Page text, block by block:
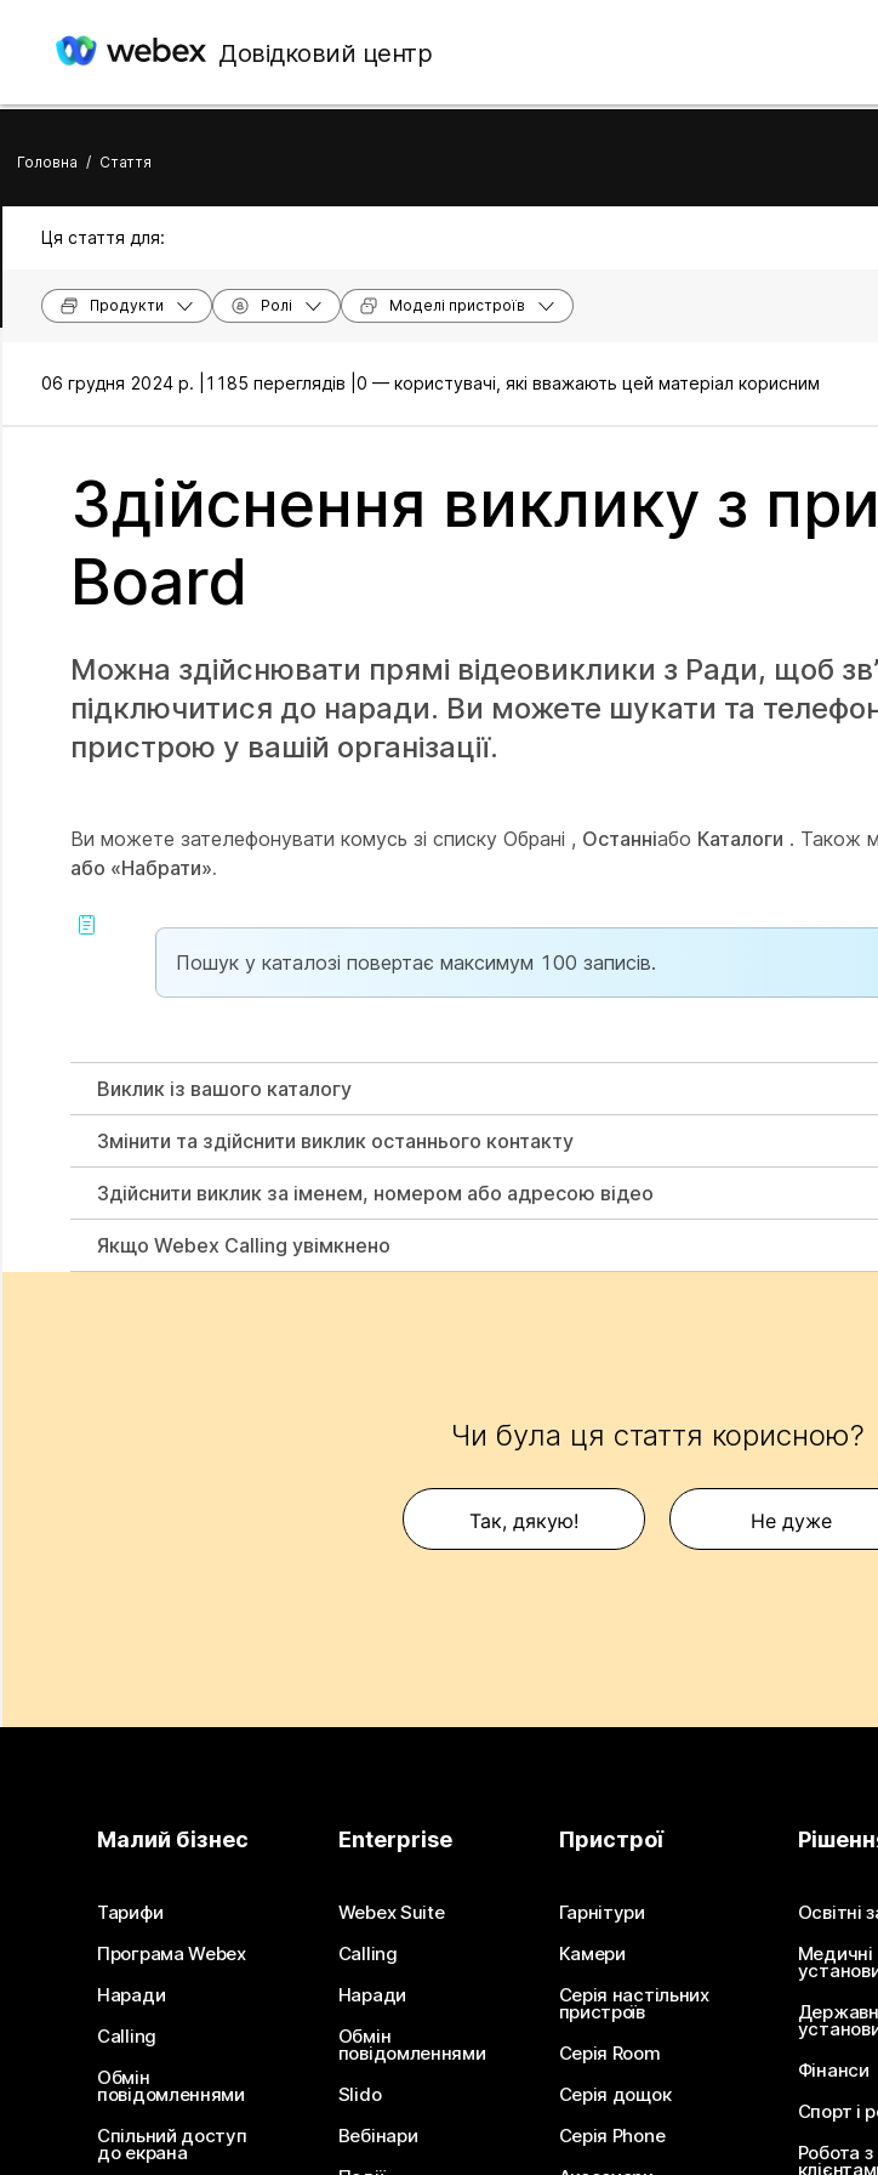
Довідковий центр
Головна / Стаття
Ця стаття для:
Продукти Ролі Моделі пристроїв
06 грудня 2024 р. | 1185 переглядів | 0 — користувачі, які вважають цей матеріал корисним
Здійснення виклику з
Board
Можна здійснювати прямі відеовиклики з Ради, щоб
підключитися до наради. Ви можете шукати та
пристрою у вашій організації.
Ви можете зателефонувати комусь зі списку Обрані , Останніабо Каталоги . Також
або «Набрати».
Пошук у каталозі повертає максимум 100 записів.
Виклик із вашого каталогу
Змінити та здійснити виклик останнього контакту
Здійснити виклик за іменем, номером або адресою відео
Якщо Webex Calling увімкнено
Чи була ця стаття корисною?
Так, дякую! Не дуже
Малий бізнес
Тарифи
Програма Webex
Наради
Calling
Обмін
повідомленнями
Спільний доступ
до екрана
Enterprise
Webex Suite
Calling
Наради
Обмін
повідомленнями
Slido
Вебінари
Пристрої
Гарнітури
Камери
Серія настільних
пристроїв
Серія Room
Серія дощок
Серія Phone
Освітні
Медичні
Фінанси
Спорт і
Робота з